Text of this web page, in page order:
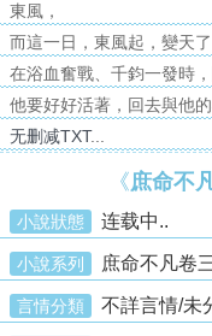
東風，
而這一日，東風起，變天了
在浴血奮戰、千鈞一發時
他要好好活著，回去與他
无删减TXT...
《庶命不
小說狀態 连载中..
小說系列 庶命不凡卷
言情分類 不詳言情/未